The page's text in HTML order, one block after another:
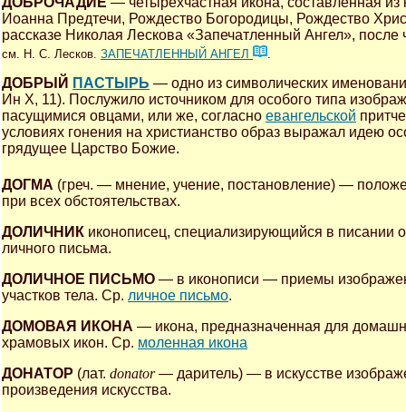
Иоанна Предтечи, Рождество Богородицы, Рождество
рассказе Николая Лескова «Запечатленный Ангел», после
см. Н. С. Лесков. ЗАПЕЧАТЛЕННЫЙ АНГЕЛ .
ДОБРЫЙ ПАСТЫРЬ — одно из символических
Ин X, 11). Послужило источником для особого типа
пасущимися овцами, или же, согласно евангельской
условиях гонения на христианство образ выражал идею
грядущее Царство Божие.
ДОГМА (греч. — мнение, учение, постановление) —
при всех обстоятельствах.
ДОЛИЧНИК иконописец, специализирующийся в
личного письма.
ДОЛИЧНОЕ ПИСЬМО — в иконописи — приемы
участков тела. Ср. личное письмо.
ДОМОВАЯ ИКОНА — икона, предназначенная для
храмовых икон. Ср. моленная икона
ДОНАТОР (лат. donator— даритель) — в искусстве
произведения искусства.